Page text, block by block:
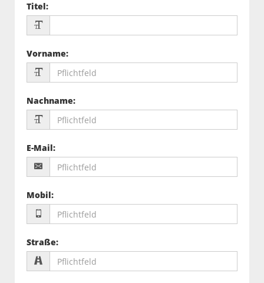
Titel:
Vorname:
Nachname:
E-Mail:
Mobil:
Straße: